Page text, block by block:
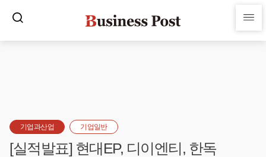
기업과산업 기업일반
[실적발표] 현대EP, 디이엔티, 한독